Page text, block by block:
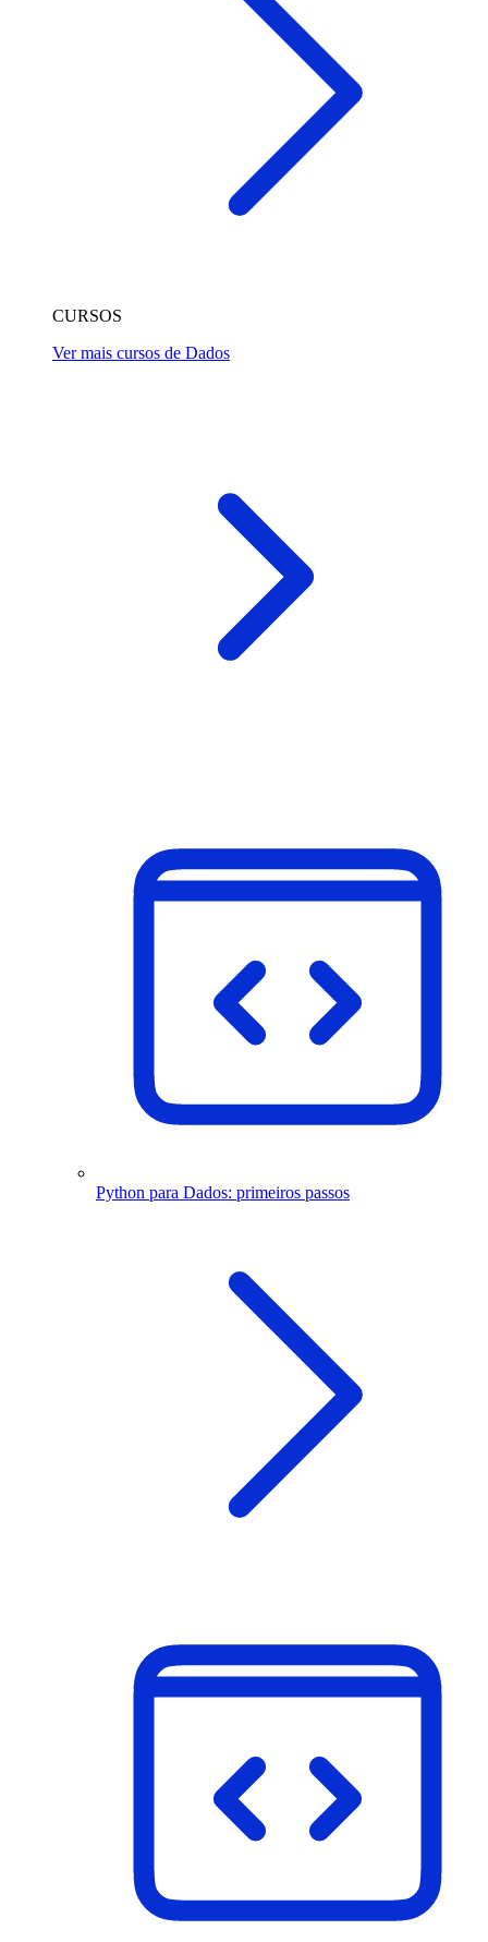
CURSOS
Ver mais cursos de Dados
Python para Dados: primeiros passos